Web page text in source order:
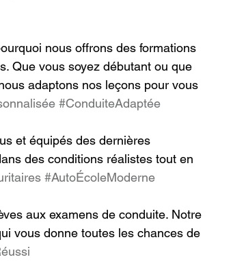
nous offrons des formations
Que vous soyez débutant ou que
adaptons nos leçons pour vous
#ConduiteAdaptée
et équipés des dernières
des conditions réalistes tout en
#AutoÉcoleModerne
aux examens de conduite. Notre
vous donne toutes les chances de